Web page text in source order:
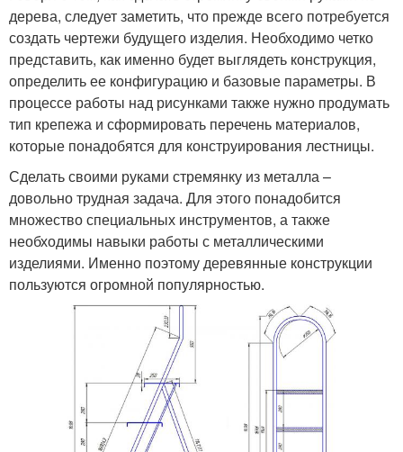
дерева, следует заметить, что прежде всего потребуется
создать чертежи будущего изделия. Необходимо четко
представить, как именно будет выглядеть конструкция,
определить ее конфигурацию и базовые параметры. В
процессе работы над рисунками также нужно продумать
тип крепежа и сформировать перечень материалов,
которые понадобятся для конструирования лестницы.
Сделать своими руками стремянку из металла –
довольно трудная задача. Для этого понадобится
множество специальных инструментов, а также
необходимы навыки работы с металлическими
изделиями. Именно поэтому деревянные конструкции
пользуются огромной популярностью.